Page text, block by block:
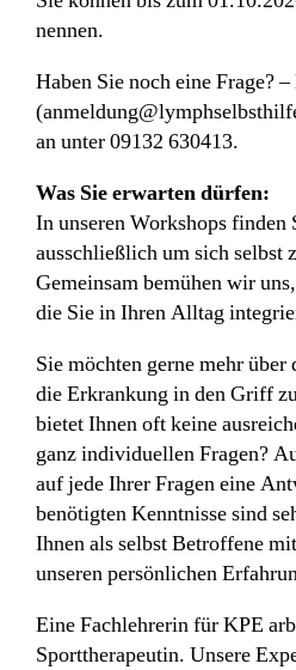
nennen.
Haben Sie noch eine Frage?
an unter 09132 630413.
Was Sie erwarten dürfen:
In unseren Workshops finden
ausschließlich um sich selbst
Gemeinsam bemühen wir
die Sie in Ihren Alltag
Sie möchten gerne mehr
die Erkrankung in den Griff
bietet Ihnen oft keine
ganz individuellen Fragen?
auf jede Ihrer Fragen eine
benötigten Kenntnisse sind
Ihnen als selbst Betroffene
unseren persönlichen
Eine Fachlehrerin für KPE
Sporttherapeutin. Unsere